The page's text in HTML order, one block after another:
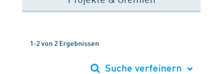
1-2 von 2 Ergebnissen
Suche verfeinern